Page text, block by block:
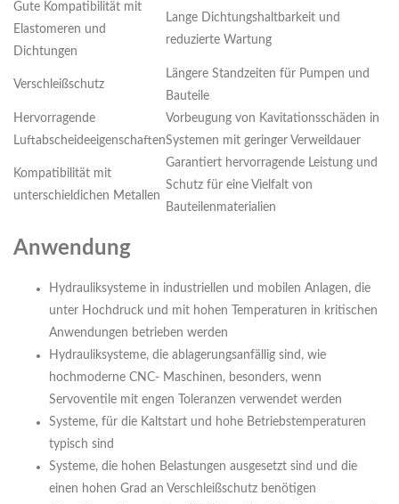
Gute Kompatibilität mit
Elastomeren und
Dichtungen
Lange Dichtungshaltbarkeit und
reduzierte Wartung
Verschleißschutz
Längere Standzeiten für Pumpen und
Bauteile
Hervorragende
Luftabscheideeigenschaften
Vorbeugung von Kavitationsschäden in
Systemen mit geringer Verweildauer
Kompatibilität mit
unterschieldichen Metallen
Garantiert hervorragende Leistung und
Schutz für eine Vielfalt von
Bauteilenmaterialien
Anwendung
Hydrauliksysteme in industriellen und mobilen Anlagen, die
unter Hochdruck und mit hohen Temperaturen in kritischen
Anwendungen betrieben werden
Hydrauliksysteme, die ablagerungsanfällig sind, wie
hochmoderne CNC- Maschinen, besonders, wenn
Servoventile mit engen Toleranzen verwendet werden
Systeme, für die Kaltstart und hohe Betriebstemperaturen
typisch sind
Systeme, die hohen Belastungen ausgesetzt sind und die
einen hohen Grad an Verschleißschutz benötigen